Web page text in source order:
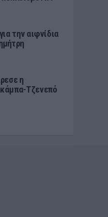
την αιφνίδια
η
Τζενεπό